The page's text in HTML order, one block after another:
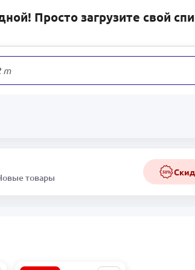
Просто загрузите свой
товаров
товары
50%